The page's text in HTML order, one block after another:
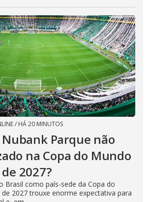
/ HÁ 20 MINUTOS
Nubank Parque não
na Copa do Mundo
2027?
Brasil como país-sede da Copa do
2027 trouxe enorme expectativa para